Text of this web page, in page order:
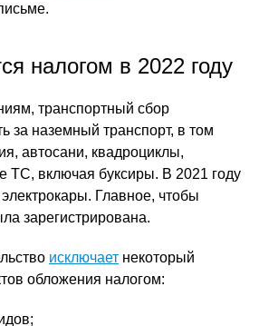
налогом в 2022 году
транспортный сбор
за наземный транспорт, в том
автосани, квадроциклы,
ТС, включая буксиры. В 2021 году
Главное, чтобы
зарегистрирована.
исключает некоторый
обложения налогом: